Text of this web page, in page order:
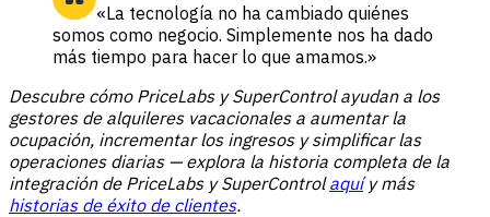
«La tecnología no ha cambiado quiénes
somos como negocio. Simplemente nos ha dado
más tiempo para hacer lo que amamos.»
Descubre cómo PriceLabs y SuperControl ayudan a los
gestores de alquileres vacacionales a aumentar la
ocupación, incrementar los ingresos y simplificar las
operaciones diarias — explora la historia completa de la
integración de PriceLabs ySuperControl aquíy más
historias de éxito de clientes.